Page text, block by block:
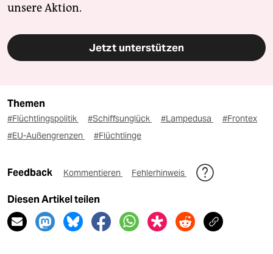
unsere Aktion.
Jetzt unterstützen
Themen
#Flüchtlingspolitik #Schiffsunglück #Lampedusa
#Frontex
#EU-Außengrenzen
#Flüchtlinge
Feedback Kommentieren Fehlerhinweis
Diesen Artikel teilen